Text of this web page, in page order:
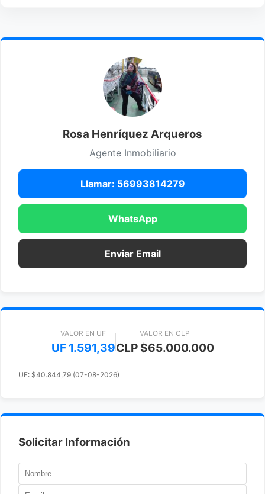
Rosa Henríquez Arqueros
Agente Inmobiliario
Llamar: 56993814279
WhatsApp
Enviar Email
VALOR EN UF
UF 1.591,39
VALOR EN CLP
CLP $65.000.000
UF: $40.844,79 (07-08-2026)
Solicitar Información